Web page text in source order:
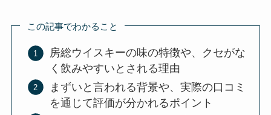
この記事でわかること
房総ウイスキーの味の特徴や、クセがな
く飲みやすいとされる理由
まずいと言われる背景や、実際の口コミ
を通じて評価が分かれるポイント